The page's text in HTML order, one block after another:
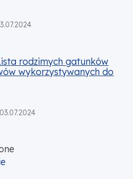
gatunków drzew lub
rodzimych gatunków
wykorzystywanych do
03.07.2024